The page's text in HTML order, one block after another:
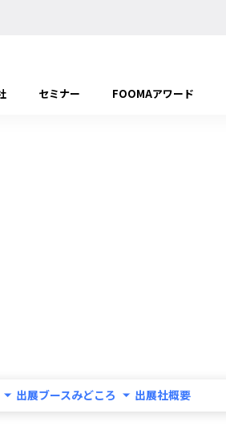
セミナー FOOMAアワード
出展ブースみどころ 出展社概要